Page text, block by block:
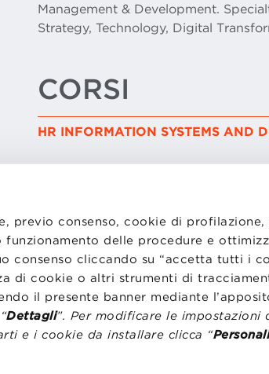
previo consenso, cookie di profilazione,
delle procedure e
consenso cliccando su “accetta tutti i
di cookie o altri strumenti di
il presente banner mediante
Dettagli”. Per modificare le impostazioni
e i cookie da installare clicca “
Management & Development.
Strategy, Technology, Digital
CORSI
HR INFORMATION SYSTEMS AND
LAVORA CON NOI
STATUTO
WHISTLEBLOWING